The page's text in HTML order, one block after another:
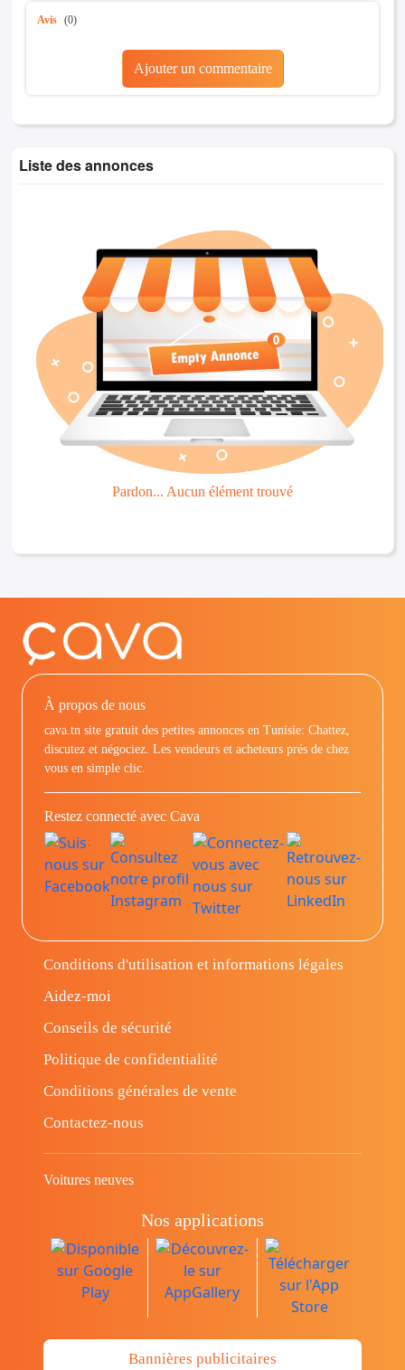
Avis (0)
Ajouter un commentaire
Liste des annonces
Pardon... Aucun élément trouvé
À propos de nous
cava.tn site gratuit des petites annonces en Tunisie: Chattez,
discutez et négociez. Les vendeurs et acheteurs prés de chez
vous en simple clic.
Restez connecté avec Cava
Conditions d'utilisation et informations légales
Aidez-moi
Conseils de sécurité
Politique de confidentialité
Conditions générales de vente
Contactez-nous
Voitures neuves
Nos applications
Bannières publicitaires